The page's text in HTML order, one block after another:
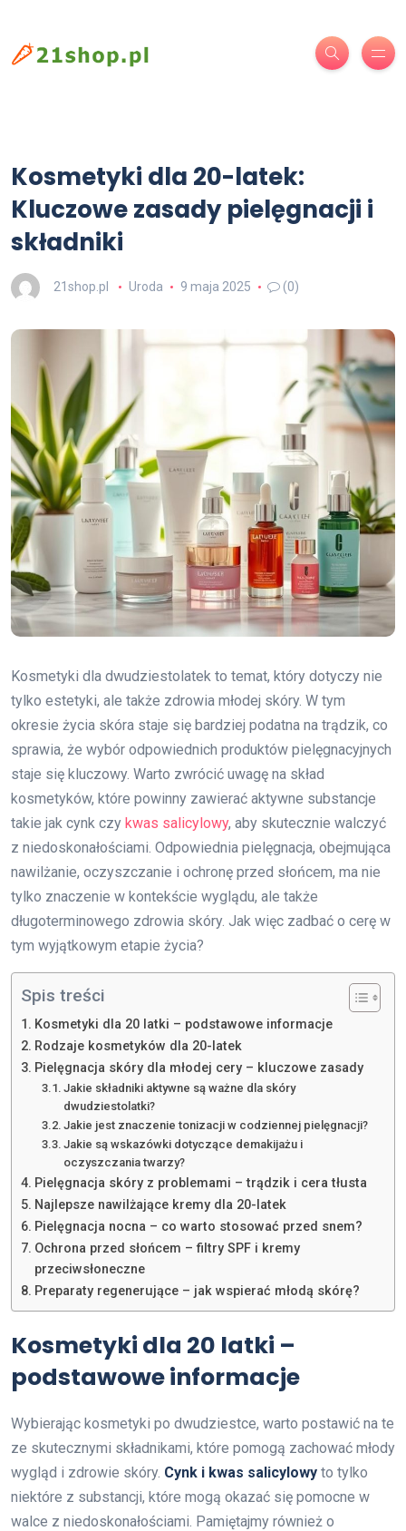
Kosmetyki dla 20-latek:
Kluczowe zasady pielęgnacji i
składniki
21shop.pl Uroda 9 maja 2025 (0)
Kosmetyki dla dwudziestolatek to temat, który dotyczy nie
tylko estetyki, ale także zdrowia młodej skóry. W tym
okresie życia skóra staje się bardziej podatna na trądzik, co
sprawia, że wybór odpowiednich produktów pielęgnacyjnych
staje się kluczowy. Warto zwrócić uwagę na skład
kosmetyków, które powinny zawierać aktywne substancje
takie jak cynk czy kwas salicylowy, aby skutecznie walczyć
z niedoskonałościami. Odpowiednia pielęgnacja, obejmująca
nawilżanie, oczyszczanie i ochronę przed słońcem, ma nie
tylko znaczenie w kontekście wyglądu, ale także
długoterminowego zdrowia skóry. Jak więc zadbać o cerę w
tym wyjątkowym etapie życia?
Spis treści
Kosmetyki dla 20 latki – podstawowe informacje
Rodzaje kosmetyków dla 20-latek
Pielęgnacja skóry dla młodej cery – kluczowe zasady
Jakie składniki aktywne są ważne dla skóry
dwudziestolatki?
Jakie jest znaczenie tonizacji w codziennej pielęgnacji?
Jakie są wskazówki dotyczące demakijażu i
oczyszczania twarzy?
Pielęgnacja skóry z problemami – trądzik i cera tłusta
Najlepsze nawilżające kremy dla 20-latek
Pielęgnacja nocna – co warto stosować przed snem?
Ochrona przed słońcem – filtry SPF i kremy
przeciwsłoneczne
Preparaty regenerujące – jak wspierać młodą skórę?
Kosmetyki dla 20 latki –
podstawowe informacje
Wybierając kosmetyki po dwudziestce, warto postawić na te
ze skutecznymi składnikami, które pomogą zachować młody
wygląd i zdrowie skóry. Cynk i kwas salicylowy to tylko
niektóre z substancji, które mogą okazać się pomocne w
walce z niedoskonałościami. Pamiętajmy również o